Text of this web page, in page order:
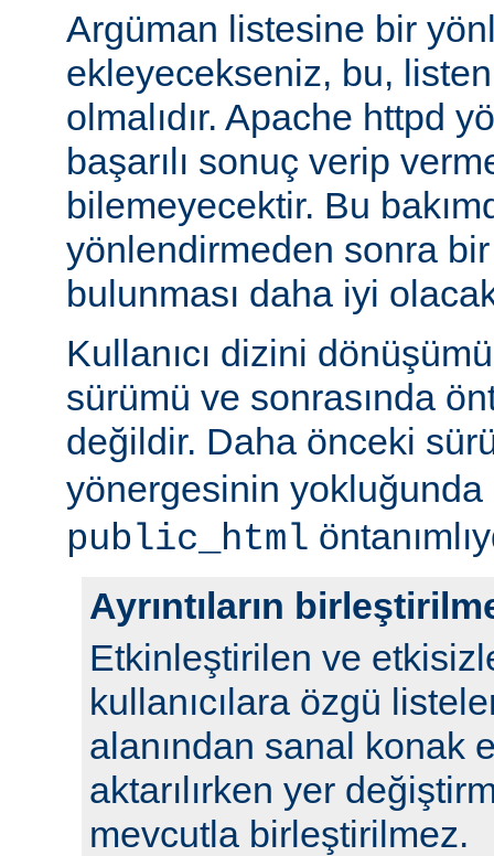
Argüman listesine bir
ekleyecekseniz, bu,
olmalıdır. Apache httpd
başarılı sonuç verip
bilemeyecektir. Bu
yönlendirmeden sonra
bulunması daha iyi
Kullanıcı dizini
sürümü ve sonrasında
değildir. Daha önceki
yönergesinin yokluğunda
public_html
Ayrıntıların
Etkinleştirilen ve
kullanıcılara özgü
alanından sanal konak
aktarılırken yer
mevcutla birleştirilmez.